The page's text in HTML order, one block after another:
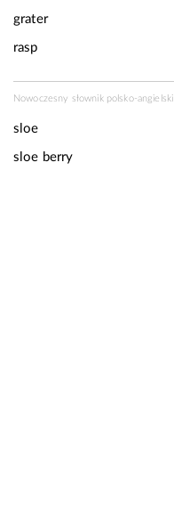
grater
rasp
Nowoczesny słownik polsko-angielski
sloe
sloe berry